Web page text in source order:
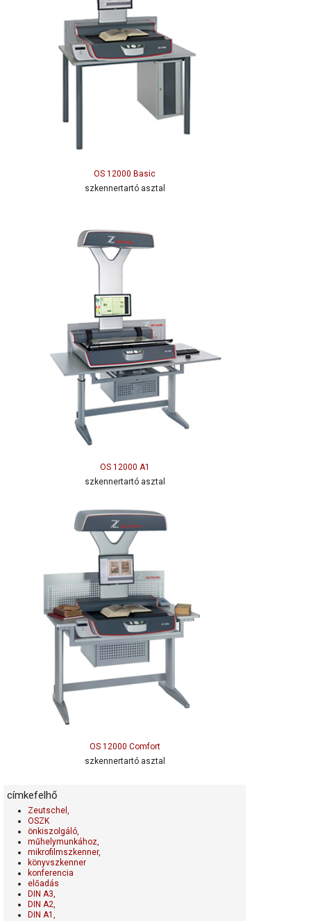
OS 12000 Basic
szkennertartó asztal
OS 12000 A1
szkennertartó asztal
OS 12000 Comfort
szkennertartó asztal
címkefelhő
Zeutschel,
OSZK
önkiszolgáló,
műhelymunkához,
mikrofilmszkenner,
könyvszkenner
konferencia
előadás
DIN A3,
DIN A2,
DIN A1,